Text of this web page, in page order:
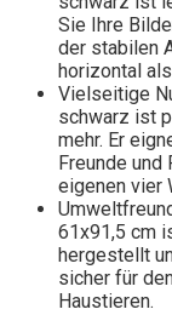
Sie Ihre
der stabilen
horizontal
Vielseitige
schwarz ist
mehr. Er
Freunde
eigenen vier
61x91,5 cm
hergestellt
sicher für
Haustieren.